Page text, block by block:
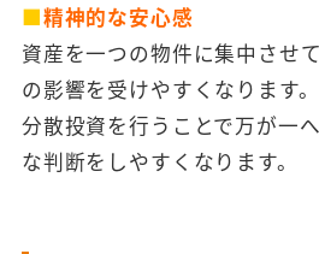
■精神的な安心感
資産を一つの物件に集中させ
の影響を受けやすくなります。
分散投資を行うことで万が一
な判断をしやすくなります。